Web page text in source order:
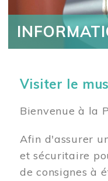
Visiter le
Bienvenue à la
Afin d'assurer
et sécuritaire
de consignes à